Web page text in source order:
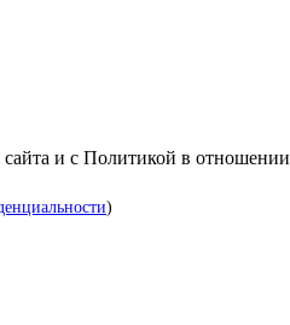
и с Политикой в
)